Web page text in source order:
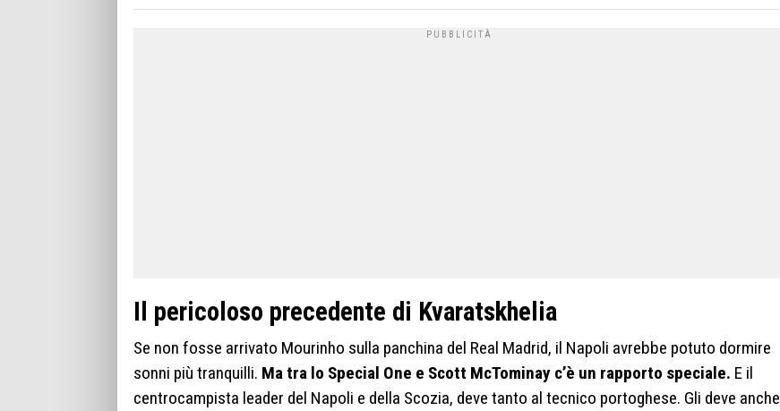
Il pericoloso precedente di Kvaratskhelia
Se non fosse arrivato Mourinho sulla panchina del Real Madrid, il Napoli avrebbe potuto dormire
sonni più tranquilli. Ma tra lo Special One e Scott McTominay c’è un rapporto speciale. E il
centrocampista leader del Napoli e della Scozia, deve tanto al tecnico portoghese. Gli deve anche